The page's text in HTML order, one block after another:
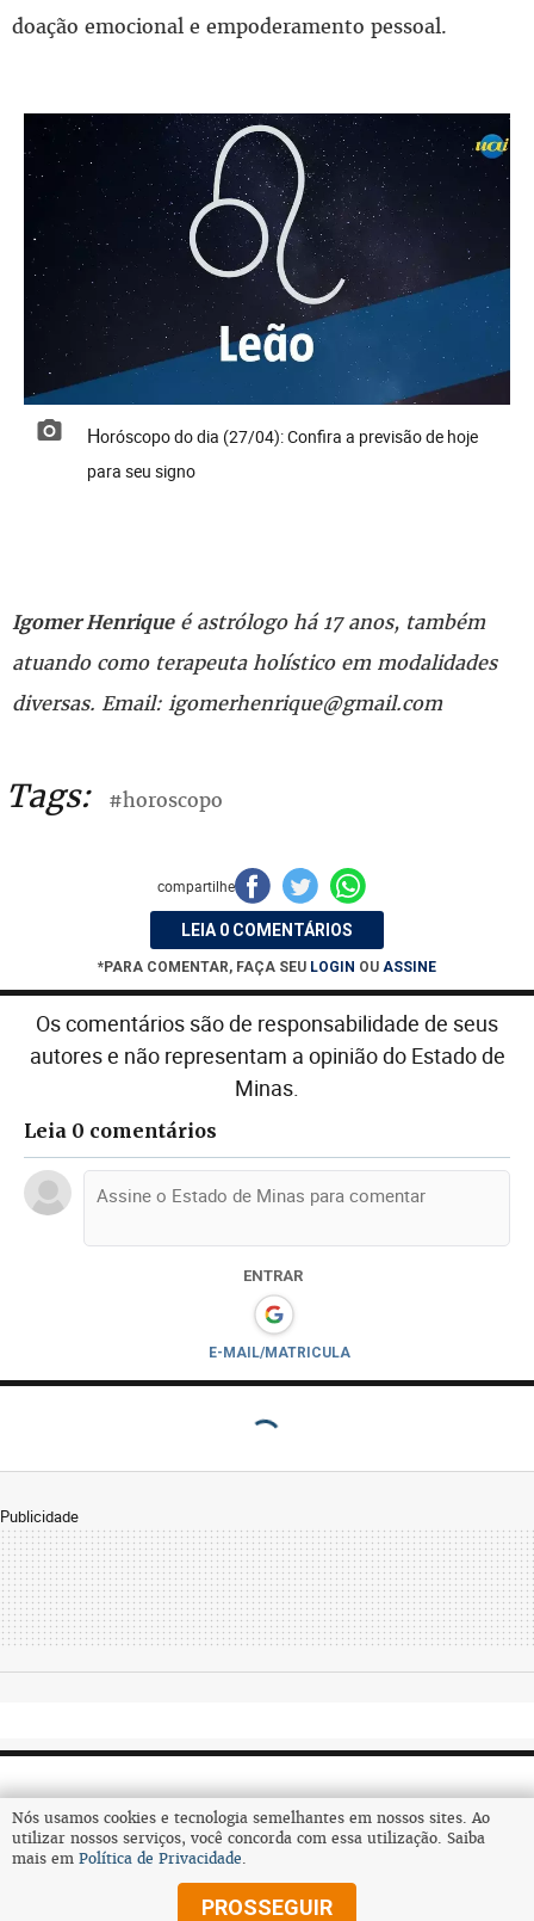
Nós usamos cookies e tecnologia semelhantes em nossos sites. Ao
utilizar nossos serviços, você concorda com essa utilização. Saiba
mais em Política de Privacidade.
PROSSEGUIR
doação emocional e empoderamento pessoal.
Horóscopo do dia (27/04): Confira a previsão de hoje
para seu signo
Igomer Henriqueé astrólogo há 17 anos, também
atuando como terapeuta holístico em modalidades
diversas. Email: igomerhenrique@gmail.com
Tags: #horoscopo
compartilhe
LEIA 0 COMENTÁRIOS
*PARA COMENTAR, FAÇA SEU LOGIN OU ASSINE
Os comentários são de responsabilidade de seus
autores e não representam a opinião do Estado de
Minas.
Leia 0 comentários
ENTRAR
E-MAIL/MATRICULA
Publicidade
Assine